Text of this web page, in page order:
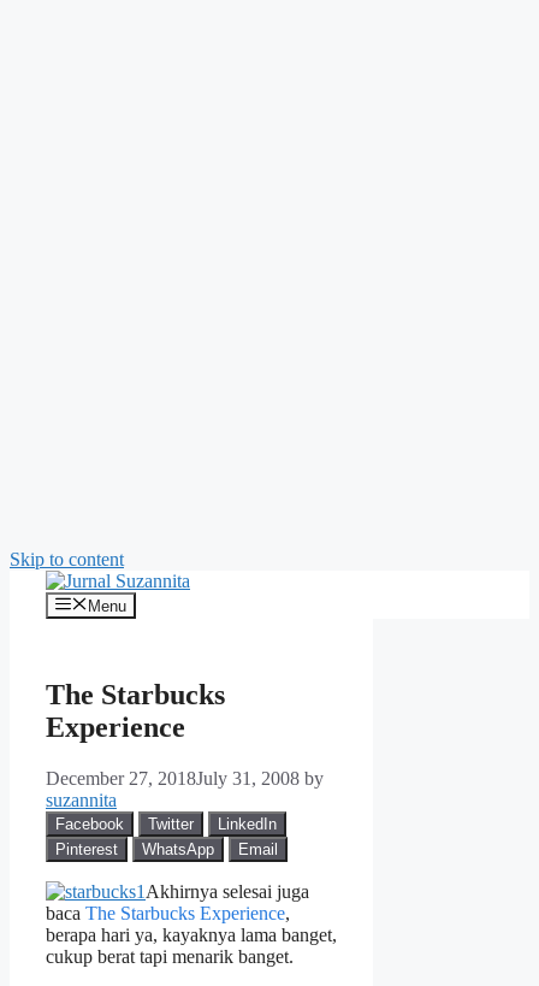
Skip to content
Menu
The Starbucks
Experience
December 27, 2018July 31, 2008 by
suzannita
Facebook Twitter
LinkedIn
Pinterest
WhatsApp Email
Akhirnya selesai juga
baca The Starbucks Experience,
berapa hari ya, kayaknya lama banget,
cukup berat tapi menarik banget.